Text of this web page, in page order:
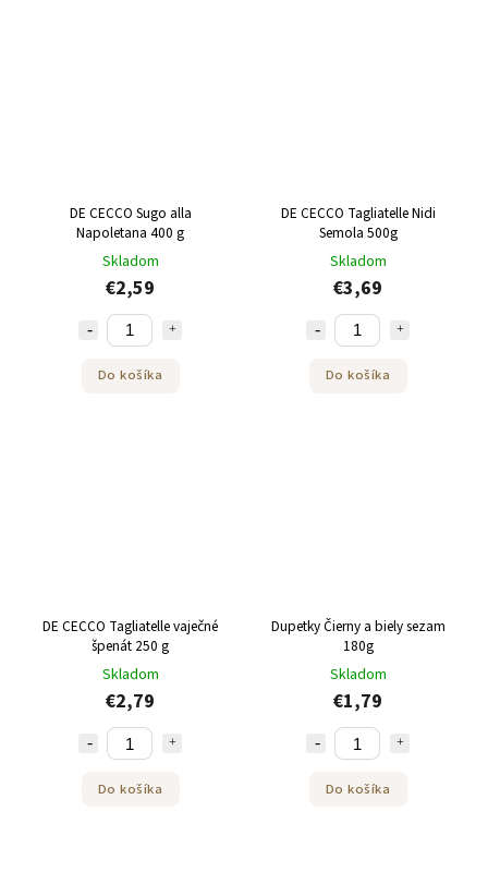
DE CECCO Sugo alla
Napoletana 400 g
Skladom
€2,59
Do košíka
DE CECCO Tagliatelle Nidi
Semola 500g
Skladom
€3,69
Do košíka
DE CECCO Tagliatelle vaječné
špenát 250 g
Skladom
€2,79
Do košíka
Dupetky Čierny a biely sezam
180g
Skladom
€1,79
Do košíka